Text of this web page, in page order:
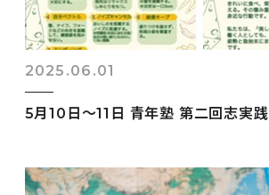
2025.06.01
5月10日～11日 青年塾 第二回志実